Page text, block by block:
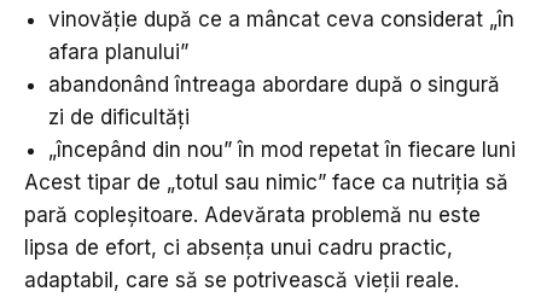
vinovăție după ce a mâncat ceva considerat „în
afara planului”
abandonând întreaga abordare după o singură
zi de dificultăți
„începând din nou” în mod repetat în fiecare luni
Acest tipar de „totul sau nimic” face ca nutriția să
pară copleșitoare. Adevărata problemă nu este
lipsa de efort, ci absența unui cadru practic,
adaptabil, care să se potrivească vieții reale.